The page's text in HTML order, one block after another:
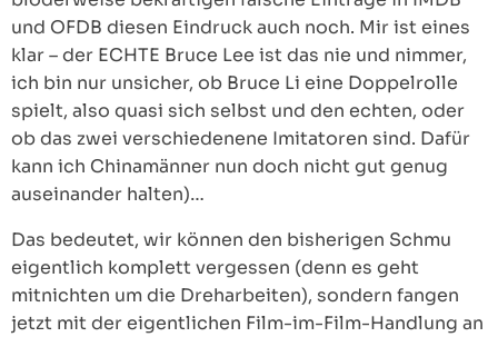
und OFDB diesen Eindruck auch noch. Mir ist eines
klar – der ECHTE Bruce Lee ist das nie und nimmer,
ich bin nur unsicher, ob Bruce Li eine Doppelrolle
spielt, also quasi sich selbst und den echten, oder
ob das zwei verschiedenene Imitatoren sind. Dafür
kann ich Chinamänner nun doch nicht gut genug
auseinander halten)…
Das bedeutet, wir können den bisherigen Schmu
eigentlich komplett vergessen (denn es geht
mitnichten um die Dreharbeiten), sondern fangen
jetzt mit der eigentlichen Film-im-Film-Handlung an